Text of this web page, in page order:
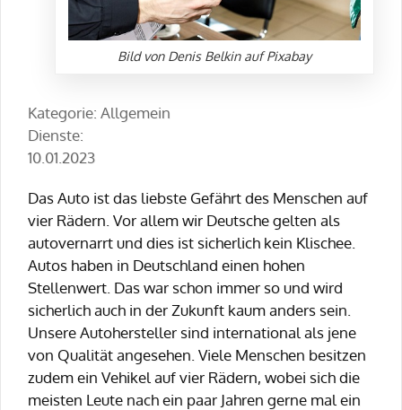
Bild von Denis Belkin auf Pixabay
Kategorie: Allgemein
Dienste:
10.01.2023
Das Auto ist das liebste Gefährt des Menschen auf
vier Rädern. Vor allem wir Deutsche gelten als
autovernarrt und dies ist sicherlich kein Klischee.
Autos haben in Deutschland einen hohen
Stellenwert. Das war schon immer so und wird
sicherlich auch in der Zukunft kaum anders sein.
Unsere Autohersteller sind international als jene
von Qualität angesehen. Viele Menschen besitzen
zudem ein Vehikel auf vier Rädern, wobei sich die
meisten Leute nach ein paar Jahren gerne mal ein